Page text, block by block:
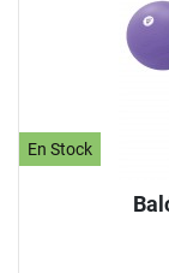
En Stock